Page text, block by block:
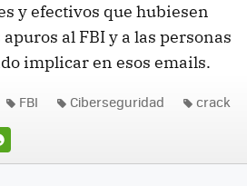
y efectivos que hubiesen
al FBI y a las personas
implicar en esos emails.
FBI Ciberseguridad crack